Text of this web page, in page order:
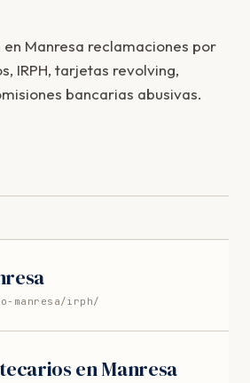
Manresa reclamaciones por
IRPH, tarjetas revolving,
bancarias abusivas.
manresa/irph/
en Manresa